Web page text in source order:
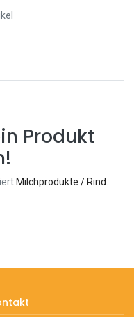
Produkt
Milchprodukte / Rind